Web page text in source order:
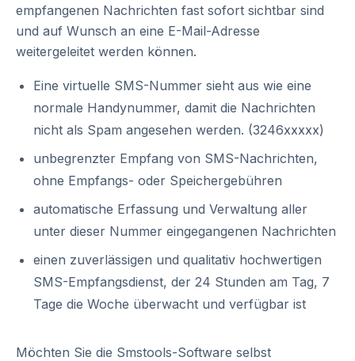
empfangenen Nachrichten fast sofort sichtbar sind
und auf Wunsch an eine E-Mail-Adresse
weitergeleitet werden können.
Eine virtuelle SMS-Nummer sieht aus wie eine
normale Handynummer, damit die Nachrichten
nicht als Spam angesehen werden. (3246xxxxx)
unbegrenzter Empfang von SMS-Nachrichten,
ohne Empfangs- oder Speichergebühren
automatische Erfassung und Verwaltung aller
unter dieser Nummer eingegangenen Nachrichten
einen zuverlässigen und qualitativ hochwertigen
SMS-Empfangsdienst, der 24 Stunden am Tag, 7
Tage die Woche überwacht und verfügbar ist
Möchten Sie die Smstools-Software selbst